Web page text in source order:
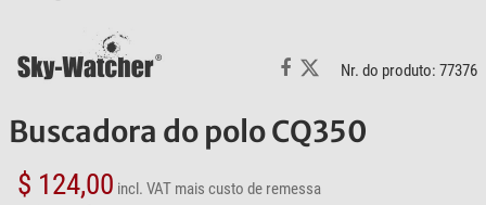
Nr. do produto: 77376
Buscadora do polo CQ350
$ 124,00 incl. VAT mais custo de remessa